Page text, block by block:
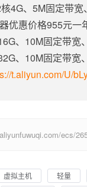
4G、5M固定带宽
优惠价格955元一
、10M固定带宽
、10M固定带宽
t.aliyun.com/U/
ecs/
虚拟主机 轻量